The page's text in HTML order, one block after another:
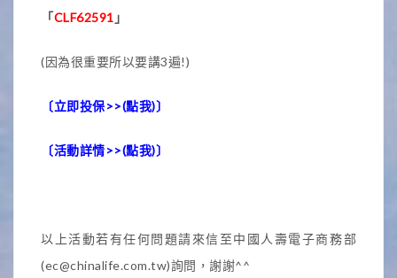
「CLF62591 」
(因為很重要所以要講3遍!)
〔立即投保>>(點我)〕
〔活動詳情>>(點我)〕
以上活動若有任何問題請來信至中國人壽電子商務部
(ec@chinalife.com.tw)詢問，謝謝^^